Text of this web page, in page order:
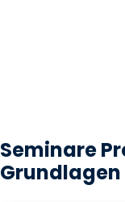
Seminare
Grundlagen